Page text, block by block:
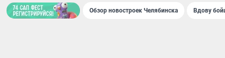
Обзор новостроек Челябинска Вдову